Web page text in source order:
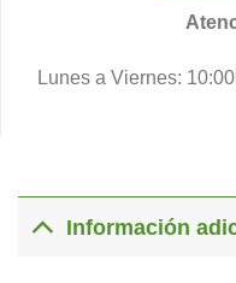
Lunes a Viernes:
Información